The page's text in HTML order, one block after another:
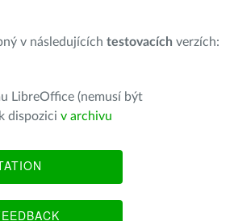
v následujících testovacích verzích:
LibreOffice (nemusí být
dispozici v archivu